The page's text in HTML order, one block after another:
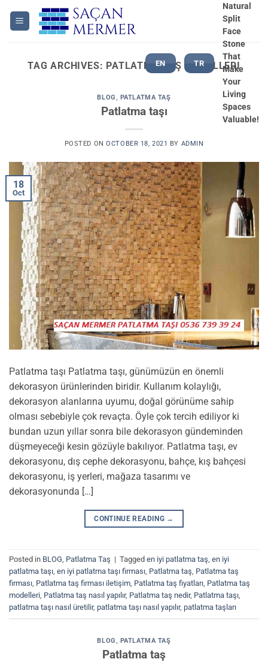
EN TR
Natural
Split
Face
Stone
That
Make
Your
Living
Spaces
Valuable!
TAG ARCHIVES: PATLATMA TAŞ MODELLERI
BLOG, PATLATMA TAŞ
Patlatma taşı
POSTED ONOCTOBER 18, 2021 BY ADMIN
18
Oct
Patlatma taşı Patlatma taşı, günümüzün en önemli
dekorasyon ürünlerinden biridir. Kullanım kolaylığı,
dekorasyon alanlarına uyumu, doğal görünüme sahip
olması sebebiyle çok revaçta. Öyle çok tercih ediliyor ki
bundan uzun yıllar sonra bile dekorasyon gündeminden
düşmeyeceği kesin gözüyle bakılıyor. Patlatma taşı, ev
dekorasyonu, dış cephe dekorasyonu, bahçe, kış bahçesi
dekorasyonu, iş yerleri, mağaza tasarımı ve
dekorasyonunda […]
CONTINUE READING →
Posted in BLOG, Patlatma Taş | Tagged en iyi patlatma taş, en iyi
patlatma taşı, en iyi patlatma taşı firması, Patlatma taş, Patlatma taş
firması, Patlatma taş firması iletişim, Patlatma taş fiyatları, Patlatma taş
modelleri, Patlatma taş nasıl yapılır, Patlatma taş nedir, Patlatma taşı,
patlatma taşı nasıl üretilir, patlatma taşı nasıl yapılır, patlatma taşları
BLOG, PATLATMA TAŞ
Patlatma taş